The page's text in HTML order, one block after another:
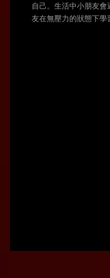
自己。生活中小朋友
友在無壓力的狀態下學